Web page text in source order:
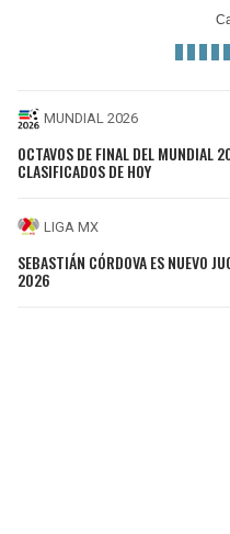
MUNDIAL 2026
OCTAVOS DE FINAL DEL MUNDIAL
CLASIFICADOS DE HOY
LIGA MX
SEBASTIÁN CÓRDOVA ES NUEVO
2026